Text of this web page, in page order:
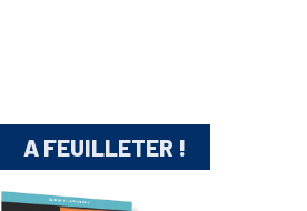
A FEUILLETER !